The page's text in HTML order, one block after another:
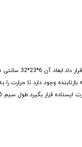
متر می باشد.
وجود دارد تا حرارت را به